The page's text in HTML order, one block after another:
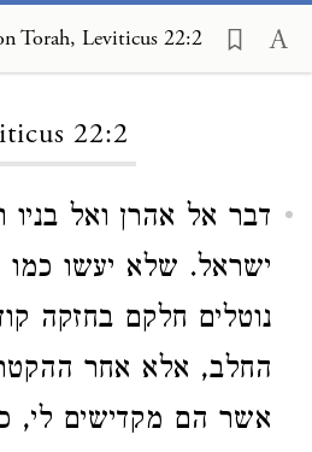
Torah, Leviticus 22:2
22:2
דבר אל אהרן ואל בניו
ישראל. שלא יעשו כמו
נוטלים חלקם בחזקה
החלב, אלא אחר
אשר הם מקדישים לי,